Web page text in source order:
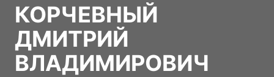
КОРЧЕВНЫЙ
ДМИТРИЙ
ВЛАДИМИРОВИЧ